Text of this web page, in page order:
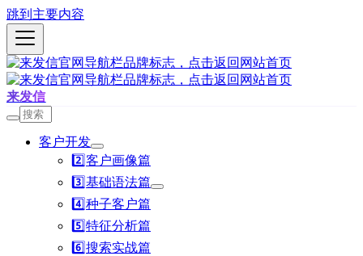
跳到主要内容
来发信
客户开发
2️⃣客户画像篇
3️⃣基础语法篇
4️⃣种子客户篇
5️⃣特征分析篇
6️⃣搜索实战篇